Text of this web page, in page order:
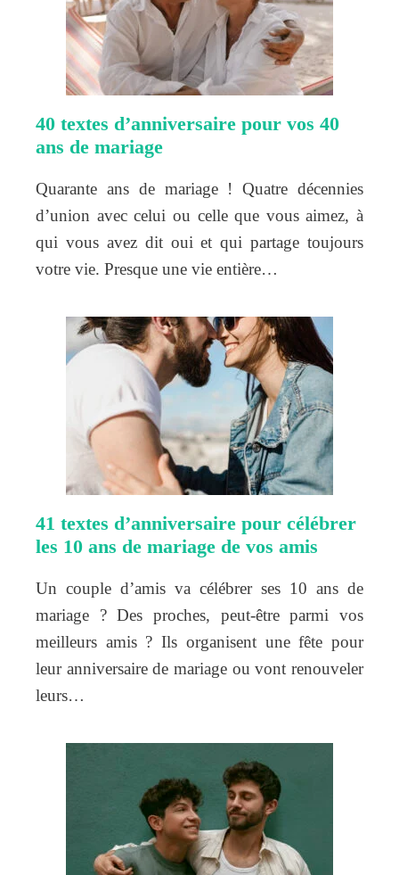
40 textes d’anniversaire pour vos 40
ans de mariage
Quarante ans de mariage ! Quatre décennies
d’union avec celui ou celle que vous aimez, à
qui vous avez dit oui et qui partage toujours
votre vie. Presque une vie entière…
41 textes d’anniversaire pour célébrer
les 10 ans de mariage de vos amis
Un couple d’amis va célébrer ses 10 ans de
mariage ? Des proches, peut-être parmi vos
meilleurs amis ? Ils organisent une fête pour
leur anniversaire de mariage ou vont renouveler
leurs…